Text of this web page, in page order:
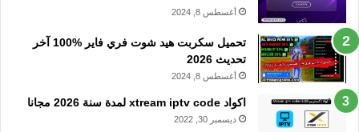
أغسطس 8, 2024
تحميل سكربت هيد شوت فري فاير %100 آخر
تحديث 2026
أغسطس 8, 2024
اكواد xtream iptv code لمدة سنة 2026 مجانا
ديسمبر 30, 2022